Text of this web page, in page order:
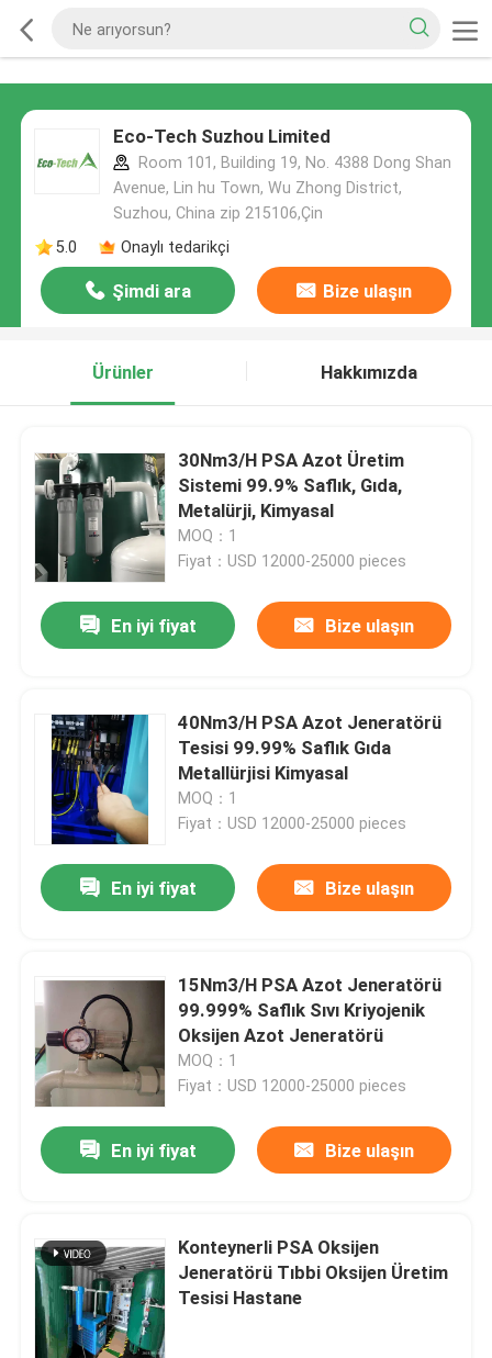
Eco-Tech Suzhou Limited
Room 101, Building 19, No. 4388 Dong Shan
Avenue, Lin hu Town, Wu Zhong District,
Suzhou, China zip 215106,Çin
5.0
Onaylı tedarikçi
Şimdi ara Bize ulaşın
Ürünler Hakkımızda
30Nm3/H PSA Azot Üretim
Sistemi 99.9% Saflık, Gıda,
Metalürji, Kimyasal
MOQ：1
Fiyat：USD 12000-25000 pieces
En iyi fiyat Bize ulaşın
40Nm3/H PSA Azot Jeneratörü
Tesisi 99.99% Saflık Gıda
Metallürjisi Kimyasal
MOQ：1
Fiyat：USD 12000-25000 pieces
En iyi fiyat Bize ulaşın
15Nm3/H PSA Azot Jeneratörü
99.999% Saflık Sıvı Kriyojenik
Oksijen Azot Jeneratörü
MOQ：1
Fiyat：USD 12000-25000 pieces
En iyi fiyat Bize ulaşın
Konteynerli PSA Oksijen
Jeneratörü Tıbbi Oksijen Üretim
Tesisi Hastane